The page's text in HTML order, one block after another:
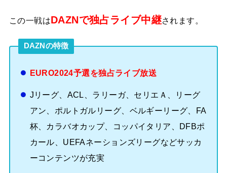
この一戦はDAZNで独占ライブ中継されます。
DAZNの特徴
EURO2024予選を独占ライブ放送
Jリーグ、ACL、ラリーガ、セリエＡ、リーグ
アン、ポルトガルリーグ、ベルギーリーグ、FA
杯、カラバオカップ、コッパイタリア、DFBポ
カール、UEFAネーションズリーグなどサッカ
ーコンテンツが充実